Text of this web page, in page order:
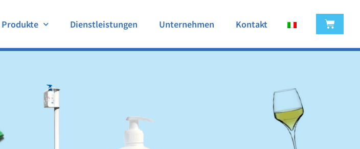
Produkte Dienstleistungen Unternehmen Kontakt